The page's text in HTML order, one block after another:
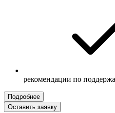
рекомендации по
Подробнее
Оставить заявку